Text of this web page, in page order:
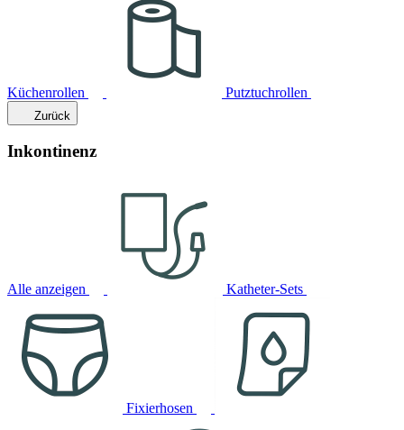
Küchenrollen Putztuchrollen
Zurück
Inkontinenz
Alle anzeigen Katheter-Sets
Fixierhosen